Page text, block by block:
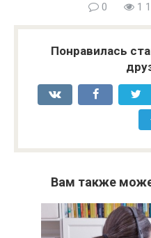
0 1
Понравилась
Вам также